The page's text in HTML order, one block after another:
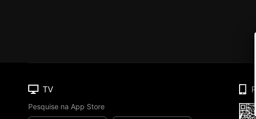
TV
Pesquise na App Store